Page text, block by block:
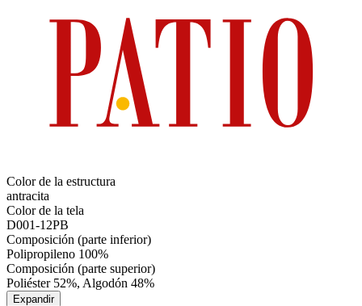
Color de la estructura
antracita
Color de la tela
D001-12PB
Composición (parte inferior)
Polipropileno 100%
Composición (parte superior)
Poliéster 52%, Algodón 48%
Expandir